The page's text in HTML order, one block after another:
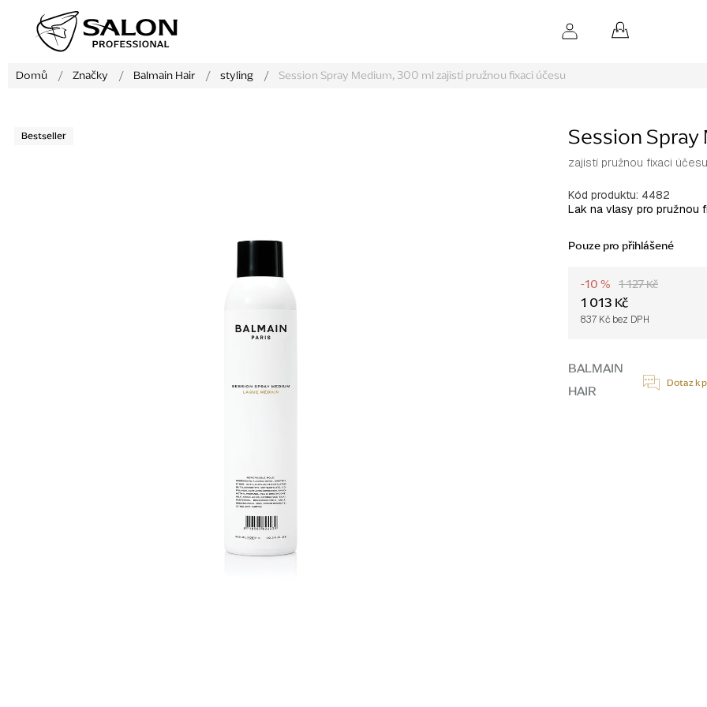
NÁKUPNÍ
KOŠÍK
Domů
/ Značky / Balmain Hair / styling / Session Spray Medium, 300 mlzajistí pružnou fixaci účesu
Bestseller Session
zajistí pružnou fixaci účesu
Kód produktu: 4482
Lak na vlasy pro pružnou
Pouze pro přihlášené
1 127 Kč
-10 %
1 013 Kč
837 Kč bez DPH
BALMAIN
HAIR
Dotaz k